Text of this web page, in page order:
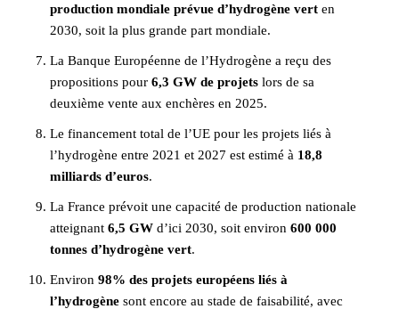
production mondiale prévue d’hydrogène vert en
2030, soit la plus grande part mondiale.
La Banque Européenne de l’Hydrogène a reçu des
propositions pour 6,3 GW de projets lors de sa
deuxième vente aux enchères en 2025.
Le financement total de l’UE pour les projets liés à
l’hydrogène entre 2021 et 2027 est estimé à 18,8
milliards d’euros.
La France prévoit une capacité de production nationale
atteignant 6,5 GW d’ici 2030, soit environ 600 000
tonnes d’hydrogène vert.
Environ 98% des projets européens liés à
l’hydrogène sont encore au stade de faisabilité, avec